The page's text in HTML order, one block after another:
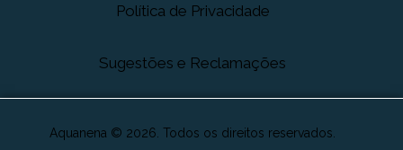
Política de Privacidade
Sugestões e Reclamações
Aquanena © 2026. Todos os direitos reservados.